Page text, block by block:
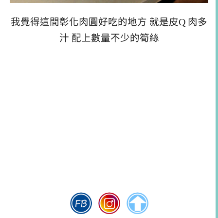
我覺得這間彰化肉圓好吃的地方 就是皮Q 肉多
汁 配上數量不少的筍絲